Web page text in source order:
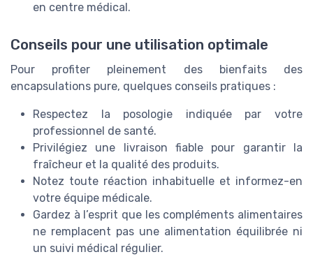
en centre médical.
Conseils pour une utilisation optimale
Pour profiter pleinement des bienfaits des
encapsulations pure, quelques conseils pratiques :
Respectez la posologie indiquée par votre
professionnel de santé.
Privilégiez une livraison fiable pour garantir la
fraîcheur et la qualité des produits.
Notez toute réaction inhabituelle et informez-en
votre équipe médicale.
Gardez à l’esprit que les compléments alimentaires
ne remplacent pas une alimentation équilibrée ni
un suivi médical régulier.